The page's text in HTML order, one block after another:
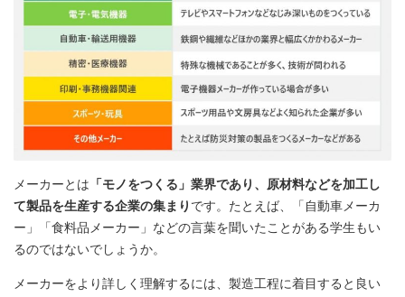
メーカーとは 「モノをつくる」業界であり、原材料などを加工し
て製品を生産する企業の集まり です。たとえば、「自動車メーカ
ー」「食料品メーカー」などの言葉を聞いたことがある学生もい
るのではないでしょうか。
メーカーをより詳しく理解するには、製造工程に着目すると良い